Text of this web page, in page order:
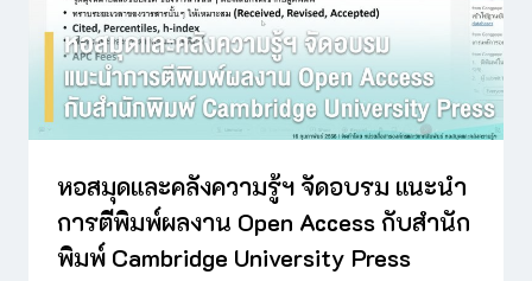
หอสมุดและคลังความรู้ฯ จัดอบรม แนะนำ
การตีพิมพ์ผลงาน Open Access กับสำนัก
พิมพ์ Cambridge University Press